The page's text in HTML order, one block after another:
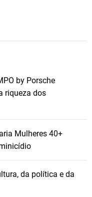
by Porsche
riqueza dos
Mulheres 40+
da política e da